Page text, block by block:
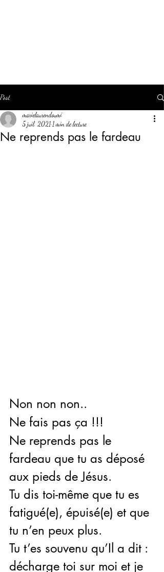
Post
Ne reprends pas le fardeau
marielaurendoumi
5 juil. 2021 1 min de lecture
Non non non..
Ne fais pas ça !!!
Ne reprends pas le
fardeau que tu as déposé
aux pieds de Jésus.
Tu dis toi-même que tu es
fatigué(e), épuisé(e) et que
tu n’en peux plus.
Tu t’es souvenu qu’Il a dit :
décharge toi sur moi et je